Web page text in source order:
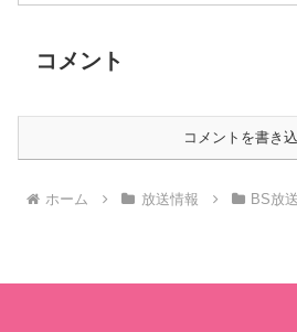
コメント
コメントを書き
ホーム 放送情報 BS放送